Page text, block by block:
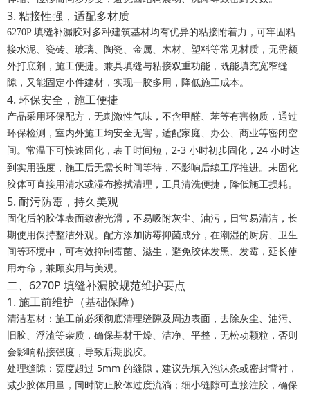
3. 粘接性强，适配多材质
6270P 填缝补漏胶对多种建筑基材均有优异的粘接附着力，可牢固粘
接水泥、瓷砖、玻璃、陶瓷、金属、木材、塑料等常见材质，无需额
外打底剂，施工便捷。兼具填缝与粘接双重功能，既能填充宽窄缝
隙，又能固定小件建材，实现一胶多用，降低施工成本。
4. 环保安全，施工便捷
产品采用环保配方， 无刺激性气味，不含甲醛、苯等有害物质 ，通过
环保检测，室内外施工均安全无害，适配家庭、办公、商业等密闭空
间。常温下可快速固化， 表干时间短，2-3 小时初步固化，24 小时达
到实用强度 ，施工后无需长时间等待，不影响后续工序推进。未固化
胶体可直接用清水或湿布擦拭清理，工具清洗便捷，降低施工损耗。
5. 耐污防霉，持久美观
固化后的胶体表面致密光滑， 不易吸附灰尘、油污，日常易清洁 ，长
期使用保持整洁外观。配方添加防霉抑菌成分，在潮湿的厨房、卫生
间等环境中，可有效抑制霉菌、滋生，避免胶体发黑、发霉，延长使
用寿命，兼顾实用与美观。
二、6270P 填缝补漏胶规范维护要点
1. 施工前维护（基础保障）
清洁基材：施工前必须彻底清理缝隙及周边表面， 去除灰尘、油污、
旧胶、浮渣等杂质 ，确保基材干燥、洁净、平整，无松动颗粒，否则
会影响粘接强度，导致后期脱胶。
处理缝隙：宽度超过 5mm 的缝隙，建议先填入泡沫条或密封背衬，
减少胶体用量，同时防止胶体过度流淌；细小缝隙可直接注胶，确保